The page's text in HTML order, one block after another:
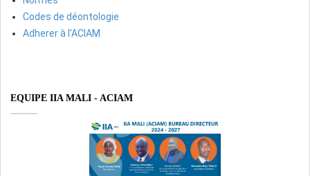
Codes de déontologie
Adherer à l'ACIAM
EQUIPE IIA MALI - ACIAM